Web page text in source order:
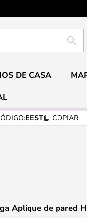
DE CASA
BEST COPIAR
Aplique de pared